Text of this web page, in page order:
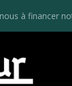
à financer